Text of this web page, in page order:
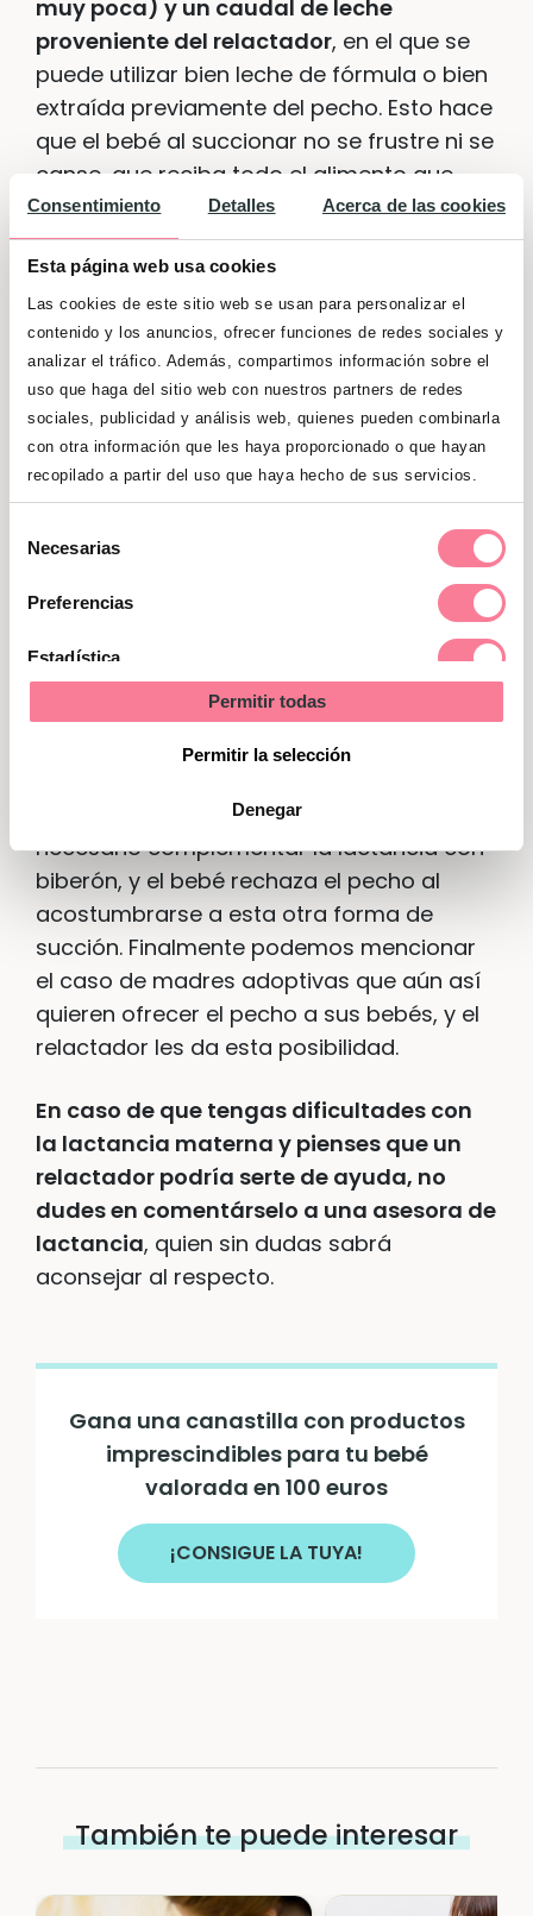
Consentimiento Detalles Acerca de las cookies
Esta página web usa cookies
Las cookies de este sitio web se usan para personalizar el
contenido y los anuncios, ofrecer funciones de redes sociales y
analizar el tráfico. Además, compartimos información sobre el
uso que haga del sitio web con nuestros partners de redes
sociales, publicidad y análisis web, quienes pueden combinarla
con otra información que les haya proporcionado o que hayan
recopilado a partir del uso que haya hecho de sus servicios.
Necesarias
Preferencias
Estadística
Permitir todas
Permitir la selección
Denegar
muy poca) y un caudal de leche
proveniente del relactador, en el que se
puede utilizar bien leche de fórmula o bien
extraída previamente del pecho. Esto hace
que el bebé al succionar no se frustre ni se
canse, que reciba todo el alimento que
necesite con la lactancia y que el pecho,
con la estimulación, produzca mayor
caudal.
Motivos para emplear un
relactador
Hay ocasiones en las quela lactancia
materna se interrumpe por diversos
bebé hayan debido pasar un período
ingresados en un hospital. Otras veces, la
mamá tiene
dificultades para amamantar
debido a
grietas en los pezones, pezón
invertido o mastitis.También existe el
caso de bebés prematuros, o muy
pequeños, a los que les cuesta demasiado
obtener suficiente leche, se hace
necesario complementar la lactancia con
biberón, y el bebé rechaza el pecho al
acostumbrarse a esta otra forma de
succión. Finalmente podemos mencionar
el caso de madres adoptivas que aún así
quieren ofrecer el pecho a sus bebés, y el
relactador les da esta posibilidad.
En caso de que tengas dificultades con
la lactancia materna y pienses que un
relactador podría serte de ayuda, no
dudes en comentárselo a una asesora de
lactancia, quien sin dudas sabrá
aconsejar al respecto.
Gana una canastilla con productos
imprescindibles para tu bebé
valorada en 100 euros
¡CONSIGUE LA TUYA!
También te puede interesar